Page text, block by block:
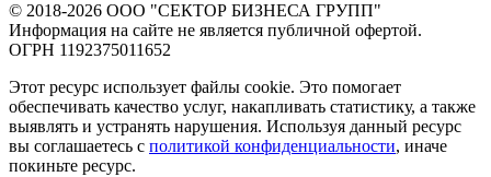
© 2018-2026 ООО "СЕКТОР БИЗНЕСА ГРУПП"
Информация на сайте не является публичной офертой.
ОГРН 1192375011652
Этот ресурс использует файлы cookie. Это помогает
обеспечивать качество услуг, накапливать статистику, а также
выявлять и устранять нарушения. Используя данный ресурс
вы соглашаетесь с политикой конфиденциальности, иначе
покиньте ресурс.